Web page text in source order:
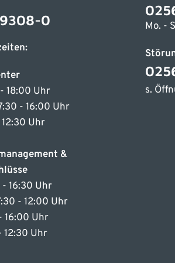
0
18:00 Uhr
- 16:00 Uhr
Uhr
&
16:30 Uhr
- 12:00 Uhr
16:00 Uhr
12:30 Uhr
Mo. -
s.